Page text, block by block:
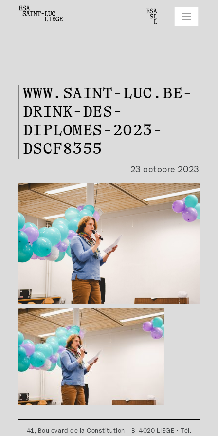
WWW.SAINT-LUC.BE-
DRINK-DES-
DIPLOMES-2023-
DSCF8355
23 octobre 2023
41, Boulevard de la Constitution - B-4020 LIEGE • Tél.